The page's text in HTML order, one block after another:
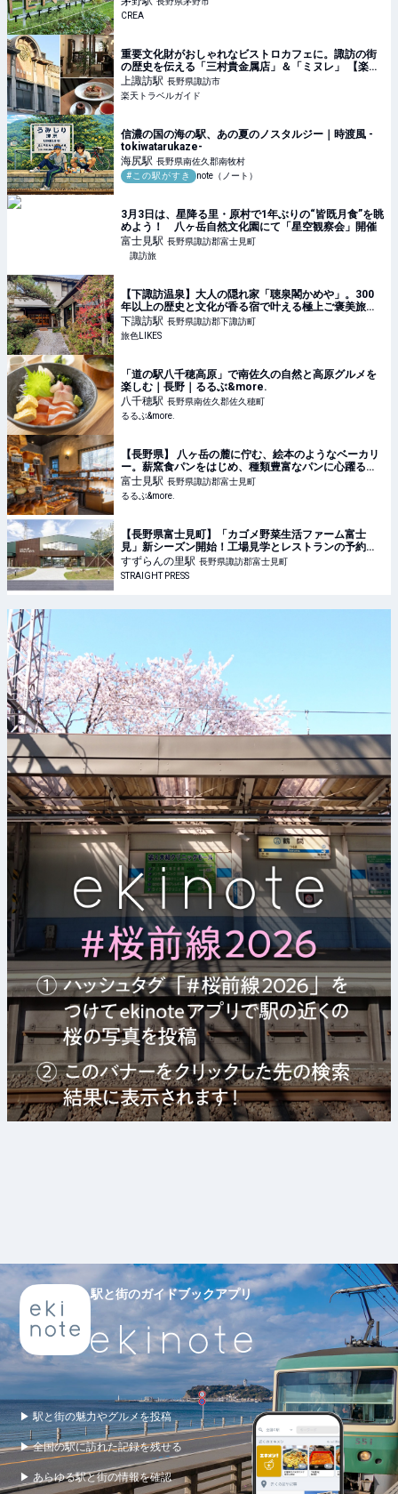
CREA
重要文化財がおしゃれなビストロカフェに。諏訪の街
の歴史を伝える「三村貴金属店」＆「ミヌレ」 【楽天
トラベル】
上諏訪駅 長野県諏訪市
楽天トラベルガイド
信濃の国の海の駅、あの夏のノスタルジー｜時渡風 -
tokiwatarukaze-
海尻駅 長野県南佐久郡南牧村
#この駅がすき
note（ノート）
3月3日は、星降る里・原村で1年ぶりの“皆既月食”を眺
めよう！ 八ヶ岳自然文化園にて「星空観察会」開催
富士見駅 長野県諏訪郡富士見町
諏訪旅
【下諏訪温泉】大人の隠れ家「聴泉閣かめや」。300
年以上の歴史と文化が香る宿で叶える極上ご褒美旅｜
旅色LIKES
下諏訪駅 長野県諏訪郡下諏訪町
旅色LIKES
「道の駅八千穂高原」で南佐久の自然と高原グルメを
楽しむ｜長野｜るるぶ&more.
八千穂駅 長野県南佐久郡佐久穂町
るるぶ&more.
【長野県】 八ヶ岳の麓に佇む、絵本のようなベーカリ
ー。薪窯食パンをはじめ、種類豊富なパンに心躍る｜
るるぶ&more.
富士見駅 長野県諏訪郡富士見町
るるぶ&more.
【長野県富士見町】「カゴメ野菜生活ファーム富士
見」新シーズン開始！工場見学とレストランの予約受
付中
すずらんの里駅 長野県諏訪郡富士見町
STRAIGHT PRESS
駅と街のガイドブックアプリ
▶ 駅と街の魅力やグルメを投稿
▶ 全国の駅に訪れた記録を残せる
▶ あらゆる駅と街の情報を確認